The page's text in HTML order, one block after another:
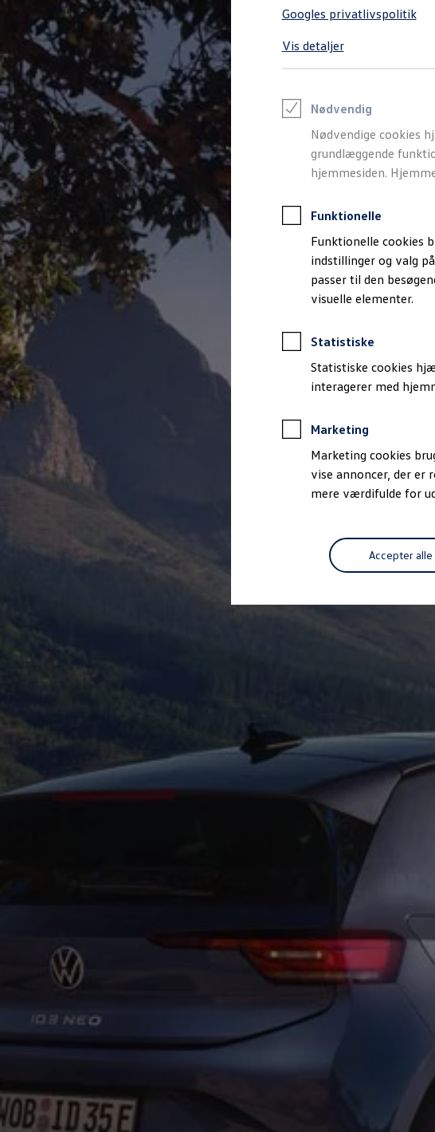
Googles privatlivspolitik
Vis detaljer
Nødvendig
Nødvendige cookies
grundlæggende
hjemmesiden.
Funktionelle
Funktionelle cookies
indstillinger og valg
passer til den
visuelle elementer.
Statistiske
Statistiske cookies
interagerer med
Marketing
Marketing cookies
vise annoncer, der er
mere værdifulde for
Accepter alle
Varebiler på el
Elektromobilitet i dagligdagen
Eldrevne modeller
ID. Buzz Cargo
Opladning og Rækkevidde
Opladning med Clever
Opladning med Clever - Erhvervsbiler
We Charge
Udregn din rækkevidde
Udregn din ladetid
Planlæg din rute
Teknologi og Batteri
Lær din ID. at kende
Varmepumpe
Energieffektivitet
Teaser Battery Regulation
Software og konnektivitet
ID. Software 6.0
ID.- softwareversioner og opdateringer
Grænseflader til din ID.
Køb og leasing
Lagerbiler til hurtig levering
Nyheder og aktuelle kampagner
Budgetberegner
Vejen til en ny Volkswagen
Online Privatleasing
Finansiering og forsikring
Forsikringsberegner
Book tid på værkstedet
Servicefordele
Forbind mobiltelefonen med bilen
Opdateringer til software, kort og radio
Fleet Interface Data
MinVolkswagen
Digital instruktionsbog
Tilbehør
Fordele ved at vælge autoriseret værksted til din erhvervsbil
Shop
Garanti
VieW
Hvad er Volkswagen?
Find forhandler